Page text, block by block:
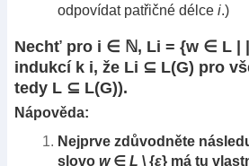
odpovídat patřičné délce i.)
Nechť pro i ∈ ℕ, Li = {w ∈ L |
indukcí k i, že Li ⊆ L(G) pro
tedy L ⊆ L(G)).
Nápověda:
Nejprve zdůvodněte
slovo w∈ L \ {ε} má tu